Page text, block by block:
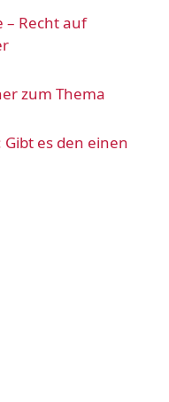
– Recht auf
zum Thema
es den einen